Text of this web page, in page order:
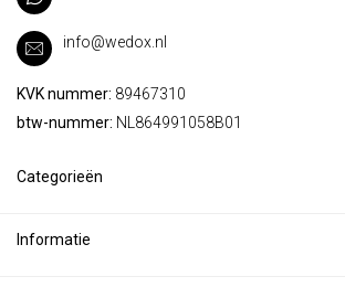
info@wedox.nl
KVK nummer: 89467310
btw-nummer: NL864991058B01
Categorieën
Informatie